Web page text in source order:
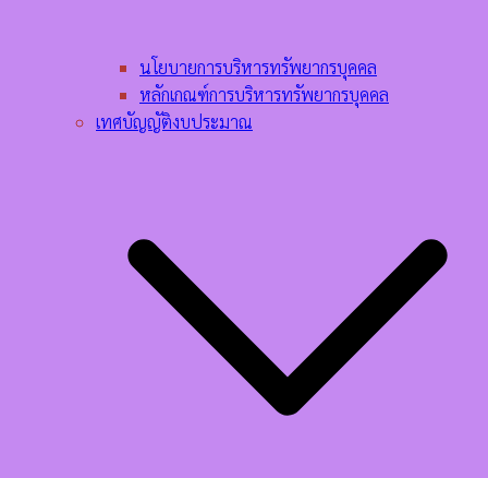
นโยบายการบริหารทรัพยากรบุคคล​
หลักเกณฑ์การบริหารทรัพยากรบุคคล​
เทศบัญญัติงบประมาณ